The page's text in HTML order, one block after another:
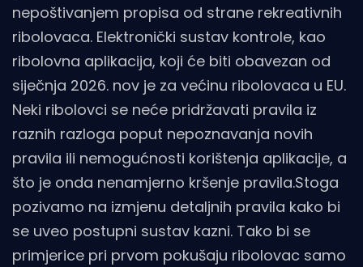
nepoštivanjem propisa od strane rekreativnih
ribolovaca. Elektronički sustav kontrole, kao
ribolovna aplikacija, koji će biti obavezan od
siječnja 2026. nov je za većinu ribolovaca u EU.
Neki ribolovci se neće pridržavati pravila iz
raznih razloga poput nepoznavanja novih
pravila ili nemogućnosti korištenja aplikacije, a
što je onda nenamjerno kršenje pravila.Stoga
pozivamo na izmjenu detaljnih pravila kako bi
se uveo postupni sustav kazni. Tako bi se
primjerice pri prvom pokušaju ribolovac samo